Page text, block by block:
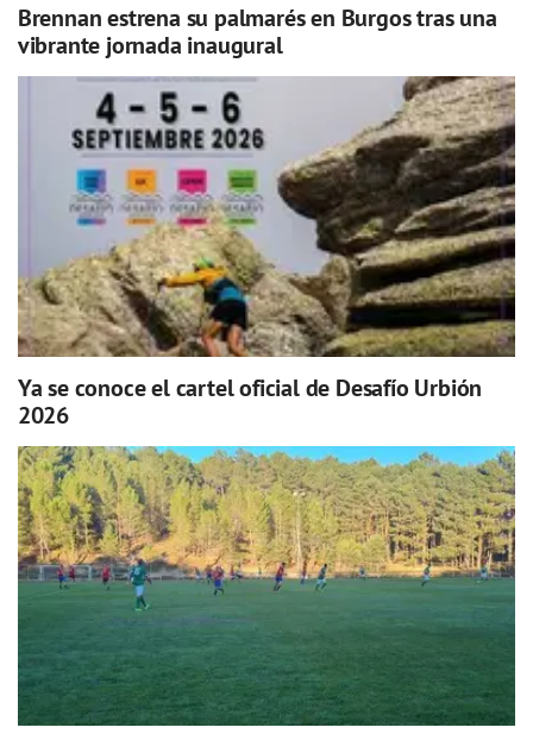
Brennan estrena su palmarés en Burgos tras una
vibrante jornada inaugural
Ya se conoce el cartel oficial de Desafío Urbión
2026